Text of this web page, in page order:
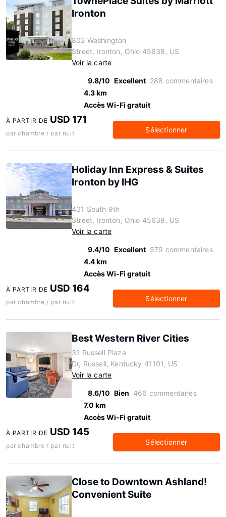
Ironton
802 Washington
Street, Ironton, Ohio 45638, US
Voir la carte
9.8/10 Excellent 288 commentaires
4.3 km
Accès Wi-Fi gratuit
À PARTIR DE USD 171
par chambre / par nuit Sélectionner
Holiday Inn Express & Suites
Ironton by IHG
401 South 9th
Street, Ironton, Ohio 45638, US
Voir la carte
9.4/10 Excellent 579 commentaires
4.4 km
Accès Wi-Fi gratuit
À PARTIR DE USD 164
par chambre / par nuit Sélectionner
Best Western River Cities
31 Russell Plaza
Dr, Russell, Kentucky 41101, US
Voir la carte
8.6/10 Bien 466 commentaires
7.0 km
Accès Wi-Fi gratuit
À PARTIR DE USD 145
par chambre / par nuit Sélectionner
Close to Downtown Ashland!
Convenient Suite